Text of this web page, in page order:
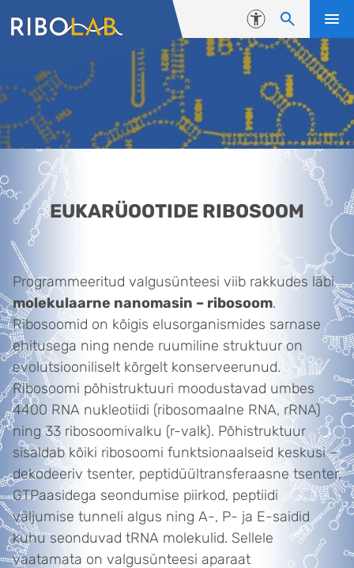
Juurdepääsetavus
Eukarüootide ribosoom
EUKARÜOOTIDE RIBOSOOM
Programmeeritud valgusünteesi viib rakkudes läbi
molekulaarne nanomasin – ribosoom.
Ribosoomid on kõigis elusorganismides sarnase
ehitusega ning nende ruumiline struktuur on
evolutsiooniliselt kõrgelt konserveerunud.
Ribosoomi põhistruktuuri moodustavad umbes
4400 RNA nukleotiidi (ribosomaalne RNA, rRNA)
ning 33 ribosoomivalku (r-valk). Põhistruktuur
sisaldab kõiki ribosoomi funktsionaalseid keskusi –
dekodeeriv tsenter, peptidüültransferaasne tsenter,
GTPaasidega seondumise piirkod, peptiidi
väljumise tunneli algus ning A-, P- ja E-saidid
kuhu seonduvad tRNA molekulid. Sellele
vaatamata on valgusünteesi aparaat